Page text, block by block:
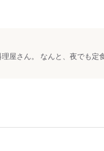
屋さん。 なんと、夜でも定